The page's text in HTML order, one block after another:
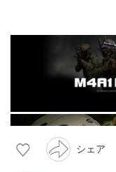
シェア